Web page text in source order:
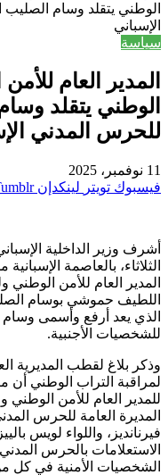
الوطني يتقلد وسام الصليب
الإسباني
سياسة
المدير العام
الوطني يتقلد
للحرس المدني
11 نوفمبر، 2025
فيسبوك تويتر لينكدإن
أشرف وزير الداخلية
الثلاثاء، بالعاصمة
المدير العام للأمن الوطني
اللطيف حموشي بوسام
الذي يعد أرفع وأسمى وسام
للشخصيات الأجنبية.
وذكر بلاغ لقطب المديرية
لمراقبة التراب الوطني
للمدير العام للأمن
المديرة العامة للحرس
فيرنانديز، واللواء لويس
الاستعلامات بالحرس
الشخصيات الأمنية في كل من